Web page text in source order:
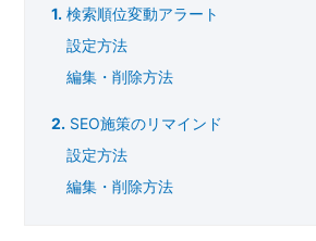
検索順位変動アラート
設定方法
編集・削除方法
SEO施策のリマインド
設定方法
編集・削除方法